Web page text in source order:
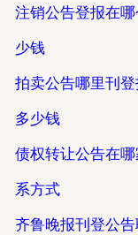
注销公告登报在
少钱
拍卖公告哪里刊
多少钱
债权转让公告在
系方式
齐鲁晚报刊登公